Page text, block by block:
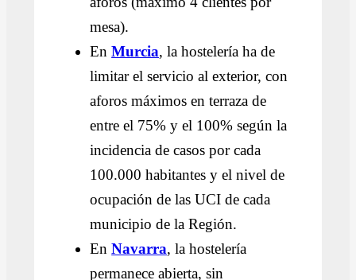
mesa).
EnMurcia, la hostelería ha de
limitar el servicio al exterior, con
aforos máximos en terraza de
entre el 75% y el 100% según la
incidencia de casos por cada
100.000 habitantes y el nivel de
ocupación de las UCI de cada
municipio de la Región.
EnNavarra, la hostelería
permanece abierta, sin